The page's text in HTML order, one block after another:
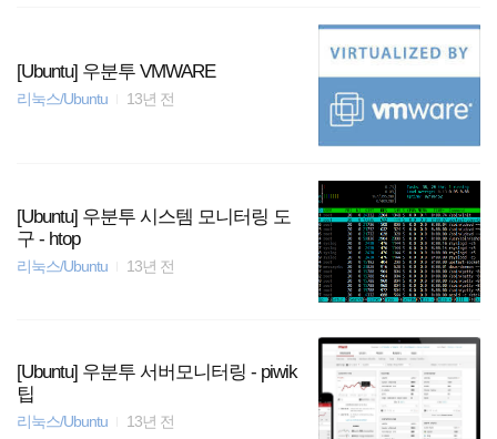
[Ubuntu] 우분투 VMWARE
리눅스/Ubuntu 13년 전
[Ubuntu] 우분투 시스템 모니터링 도
구 - htop
리눅스/Ubuntu 13년 전
[Ubuntu] 우분투 서버모니터링 - piwik
팁
리눅스/Ubuntu 13년 전